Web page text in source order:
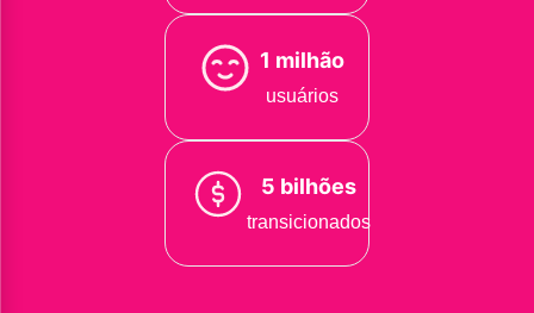
1 milhão
usuários
5 bilhões
transicionados